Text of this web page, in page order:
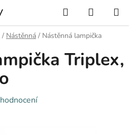
Hledat
KOŠÍK
/ Nástěnná / Nástěnná lampička
Triplex,